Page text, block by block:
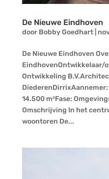
De Nieuwe Eindhoven
door Bobby Goedhart|
De Nieuwe Eindhoven
EindhovenOntwikkelaar/
Ontwikkeling
DiederenDirrixAannemer:
14.500 m²Fase:
Omschrijving In het
woontoren De...